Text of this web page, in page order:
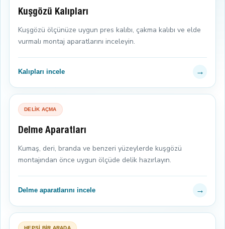
Kuşgözü Kalıpları
Kuşgözü ölçünüze uygun pres kalıbı, çakma kalıbı ve elde
vurmalı montaj aparatlarını inceleyin.
Kalıpları incele →
DELİK AÇMA
Delme Aparatları
Kumaş, deri, branda ve benzeri yüzeylerde kuşgözü
montajından önce uygun ölçüde delik hazırlayın.
Delme aparatlarını incele →
HEPSİ BİR ARADA